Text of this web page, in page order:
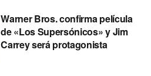
Warner Bros. confirma película
de «Los Supersónicos» y Jim
Carrey será protagonista